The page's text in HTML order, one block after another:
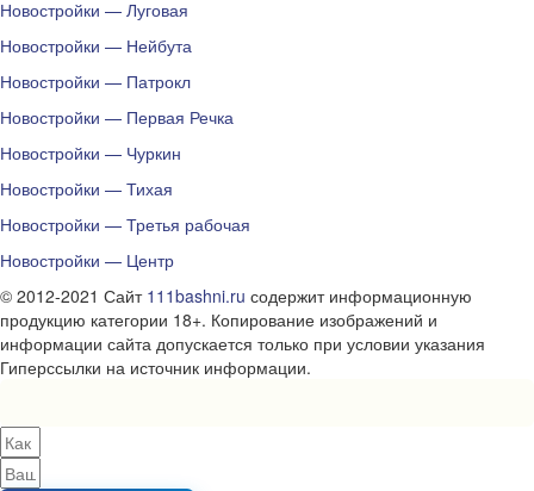
Новостройки — Луговая
Новостройки — Нейбута
Новостройки — Патрокл
Новостройки — Первая Речка
Новостройки — Чуркин
Новостройки — Тихая
Новостройки — Третья рабочая
Новостройки — Центр
© 2012-2021 Сайт 111bashni.ru содержит информационную
продукцию категории 18+. Копирование изображений и
информации сайта допускается только при условии указания
Гиперссылки на источник информации.